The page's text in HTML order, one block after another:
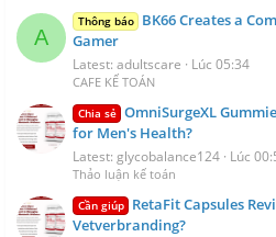
A
Thông báo BK66 Creates a
Gamer
Latest: adultscare Lúc 05:34
CAFE KẾ TOÁN
Chia sẻ OmniSurgeXL
for Men's Health?
Latest: glycobalance124 Lúc
Thảo luận kế toán
Cần giúp RetaFit Capsules
Vetverbranding?